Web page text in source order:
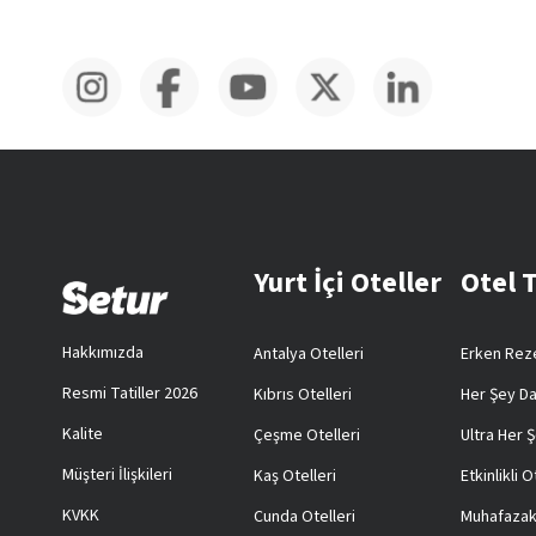
Hakkımızda
Resmi Tatiller 2026
Kalite
Müşteri İlişkileri
KVKK
Yurt İçi Oteller
Antalya Otelleri
Kıbrıs Otelleri
Çeşme Otelleri
Kaş Otelleri
Cunda Otelleri
Otel
Erken
Her Şey
Ultra Her
Etkinlikli